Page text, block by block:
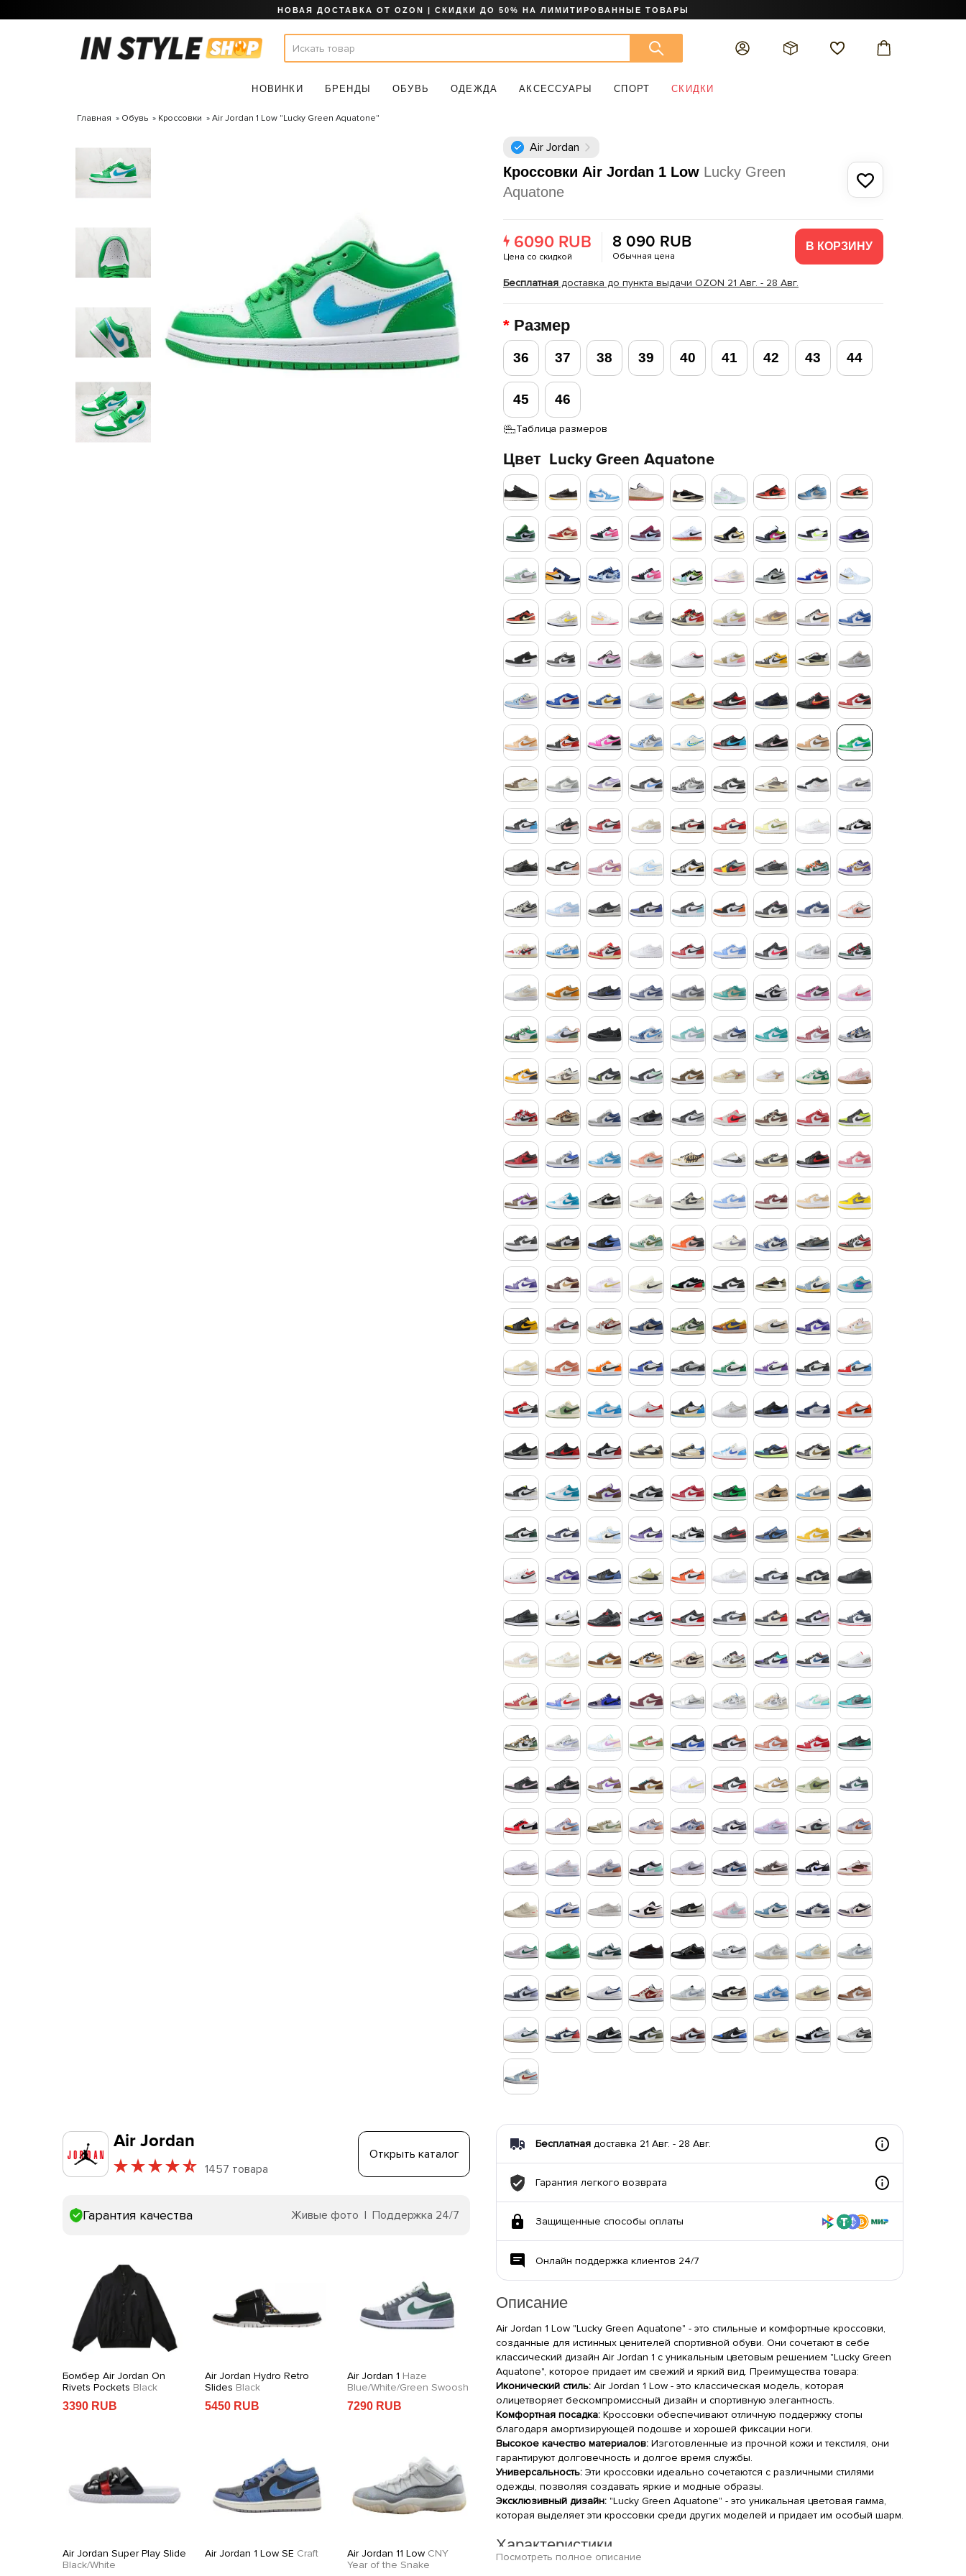
НОВАЯ ДОСТАВКА ОТ OZON | СКИДКИ ДО 50% НА ЛИМИТИРОВАННЫЕ ТОВАРЫ
НОВИНКИ БРЕНДЫ ОБУВЬ ОДЕЖДА АКСЕССУАРЫ СПОРТ СКИДКИ
Главная Обувь Кроссовки Air Jordan 1 Low "Lucky Green Aquatone"
Air Jordan
Кроссовки Air Jordan 1 Low Lucky Green
Aquatone
6090 RUB
Цена со скидкой
8 090 RUB
Обычная цена
Бесплатная доставка до пункта выдачи OZON 21 Авг. - 28 Авг.
В КОРЗИНУ
Размер
36 37 38 39 40 41 42 43 44
45 46
Таблица размеров
Цвет Lucky Green Aquatone
Air Jordan
1457 товара
Открыть каталог
Гарантия качества Живые фото | Поддержка 24/7
Бомбер Air Jordan On
Rivets Pockets Black
3390 RUB
Air Jordan Super Play Slide
Black/White
Air Jordan Hydro Retro
Slides Black
5450 RUB
Air Jordan 1 Low SE Craft
Air Jordan 1 Haze
Blue/White/Green Swoosh
7290 RUB
Air Jordan 11 Low CNY
Year of the Snake
Air Jordan 13 Retro
Playoffs
5690 RUB
Футболка Air Jordan Khaki
Basketball
Футболка Air Jordan Small
BasketballGray
2590 RUB
Худи Air Jordan Basketball
Худи Jordan With Logo
Black
4690 RUB
Бесплатная доставка 21 Авг. - 28 Авг.
Гарантия легкого возврата
Защищенные способы оплаты
Онлайн поддержка клиентов 24/7
Описание
Air Jordan 1 Low "Lucky Green Aquatone" - это стильные и комфортные кроссовки,
созданные для истинных ценителей спортивной обуви. Они сочетают в себе
классический дизайн Air Jordan 1 с уникальным цветовым решением "Lucky Green
Aquatone", которое придает им свежий и яркий вид. Преимущества товара:
Иконический стиль: Air Jordan 1 Low - это классическая модель, которая
олицетворяет бескомпромиссный дизайн и спортивную элегантность.
Комфортная посадка: Кроссовки обеспечивают отличную поддержку стопы
благодаря амортизирующей подошве и хорошей фиксации ноги.
Высокое качество материалов: Изготовленные из прочной кожи и текстиля, они
гарантируют долговечность и долгое время службы.
Универсальность: Эти кроссовки идеально сочетаются с различными стилями
одежды, позволяя создавать яркие и модные образы.
Эксклюзивный дизайн: "Lucky Green Aquatone" - это уникальная цветовая гамма,
которая выделяет эти кроссовки среди других моделей и придает им особый шарм.
Характеристики
Посмотреть полное описание